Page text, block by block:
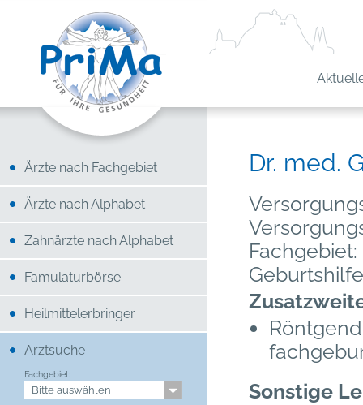
Ärzte nach Fachgebiet
Ärzte nach Alphabet
Zahnärzte nach Alphabet
Famulaturbörse
Heilmittelerbringer
Arztsuche
Fachgebiet:
Dr. med.
Sonstige